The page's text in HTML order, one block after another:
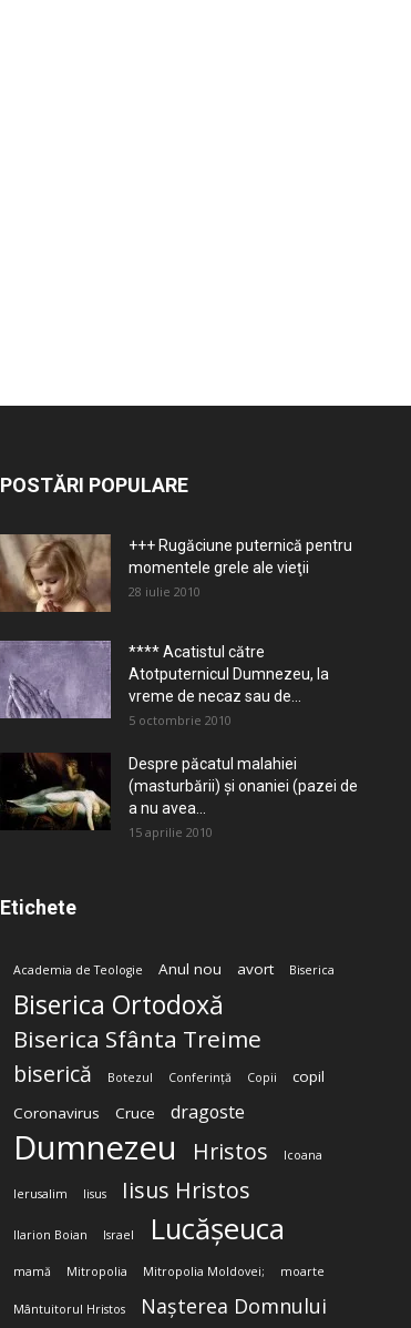
POSTĂRI POPULARE
+++ Rugăciune puternică pentru
momentele grele ale vieţii
28 iulie 2010
**** Acatistul către
Atotputernicul Dumnezeu, la
vreme de necaz sau de...
5 octombrie 2010
Despre păcatul malahiei
(masturbării) şi onaniei (pazei de
a nu avea...
15 aprilie 2010
Etichete
Academia de Teologie Anul nou avort Biserica
Biserica Ortodoxă
Biserica Sfânta Treime
biserică Botezul Conferință Copii
copil
Coronavirus
Cruce dragoste
Dumnezeu Hristos Icoana
Ierusalim Iisus Iisus Hristos
Ilarion Boian Israel Lucășeuca
mamă Mitropolia Mitropolia Moldovei; moarte
Mântuitorul Hristos Nașterea Domnului